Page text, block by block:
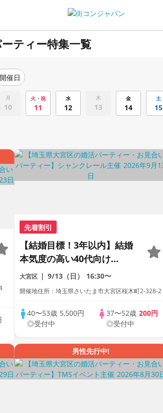
ティー特集一覧
開催日
月
10
火・祝
11
水
12
木
13
金
14
土
15
先着割引
【結婚目標！3年以内】結婚
本気度の高い40代向け
Party♪
大宮区 9/13（日） 16:30〜
開催地住所：埼玉県さいたま市大宮区桜木町2-328-2
40〜53歳 5,500円
◎受付中
37〜52歳200円
◎受付中
男性先行中!